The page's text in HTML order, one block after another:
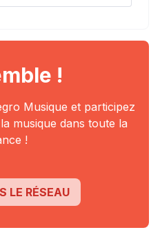
!
Musique et participez
musique dans toute la
!
LE RÉSEAU